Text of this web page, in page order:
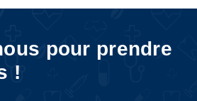
pour prendre
!